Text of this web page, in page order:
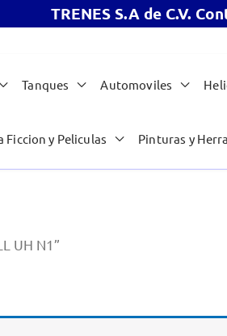
TRENES S.A de C.V.
Tanques Automoviles
Ficcion y Peliculas Pinturas y
UH N1”